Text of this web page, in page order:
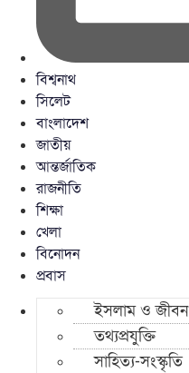
বিশ্বনাথ
সিলেট
বাংলাদেশ
জাতীয়
আন্তর্জাতিক
রাজনীতি
শিক্ষা
খেলা
বিনোদন
প্রবাস
ইসলাম ও জীবন
তথ্যপ্রযুক্তি
সাহিত্য-সংস্কৃতি